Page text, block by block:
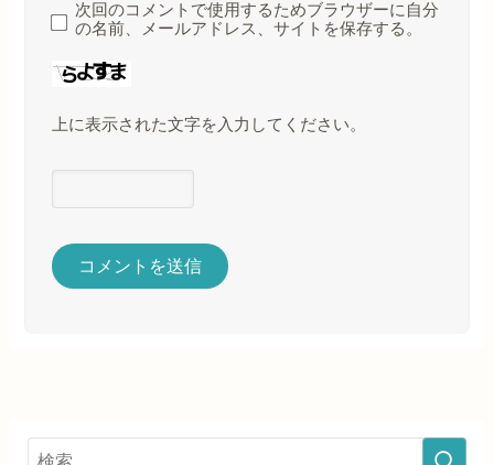
次回のコメントで使用するためブラウザーに自分
の名前、メールアドレス、サイトを保存する。
上に表示された文字を入力してください。